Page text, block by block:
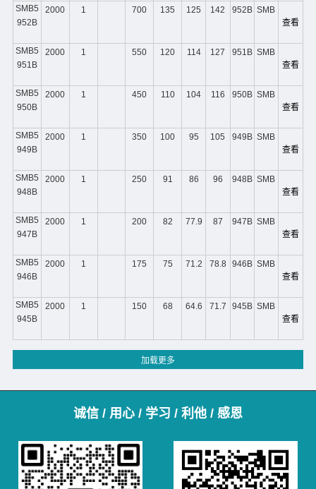
SMB5
952B
2000 1 700 135 125 142 952B SMB
查看
SMB5
951B
2000 1 550 120 114 127 951B SMB
查看
SMB5
950B
2000 1 450 110 104 116 950B SMB
查看
SMB5
949B
2000 1 350 100 95 105 949B SMB
查看
SMB5
948B
2000 1 250 91 86 96 948B SMB
查看
SMB5
947B
2000 1 200 82 77.9 87 947B SMB
查看
SMB5
946B
2000 1 175 75 71.2 78.8 946B SMB
查看
SMB5
945B
2000 1 150 68 64.6 71.7 945B SMB
查看
诚信 / 用心 / 学习 / 利他 / 感恩